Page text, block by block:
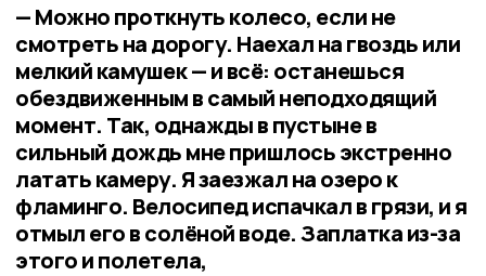
— Можно проткнуть колесо, если не
смотреть на дорогу. Наехал на гвоздь или
мелкий камушек — и всё: останешься
обездвиженным в самый неподходящий
момент. Так, однажды в пустыне в
сильный дождь мне пришлось экстренно
латать камеру. Я заезжал на озеро к
фламинго. Велосипед испачкал в грязи, и я
отмыл его в солёной воде. Заплатка из-за
этого и полетела,